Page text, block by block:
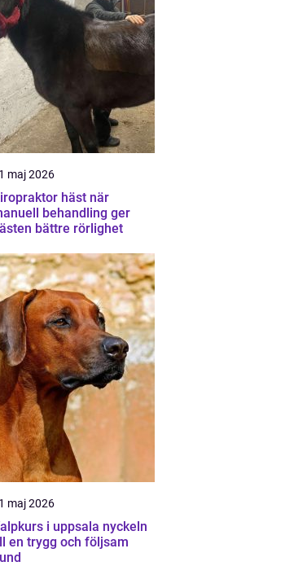
maj 2026
häst när
behandling ger
bättre rörlighet
maj 2026
i uppsala nyckeln
en trygg och följsam